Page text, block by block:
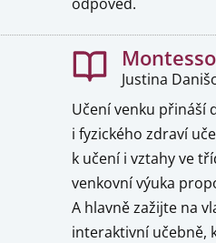
Justina
Učení venku přináší
i fyzického zdraví
k učení i vztahy ve
venkovní výuka
A hlavně zažijte na
interaktivní učebně,